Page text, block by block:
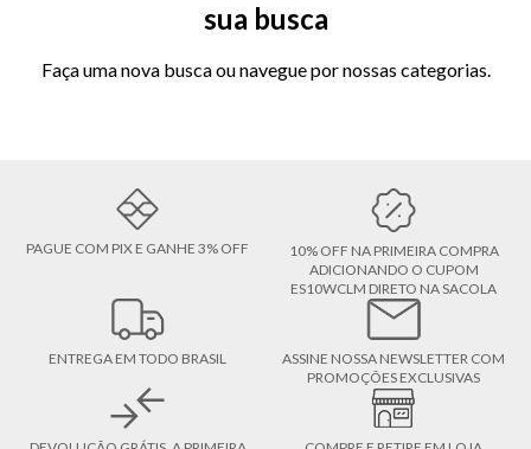
sua busca
Faça uma nova busca ou navegue por nossas categorias.
PAGUE COM PIX E GANHE 3% OFF
10% OFF NA PRIMEIRA COMPRA
ADICIONANDO O CUPOM
ES10WCLM DIRETO NA SACOLA
ENTREGA EM TODO BRASIL
ASSINE NOSSA NEWSLETTER COM
PROMOÇÕES EXCLUSIVAS